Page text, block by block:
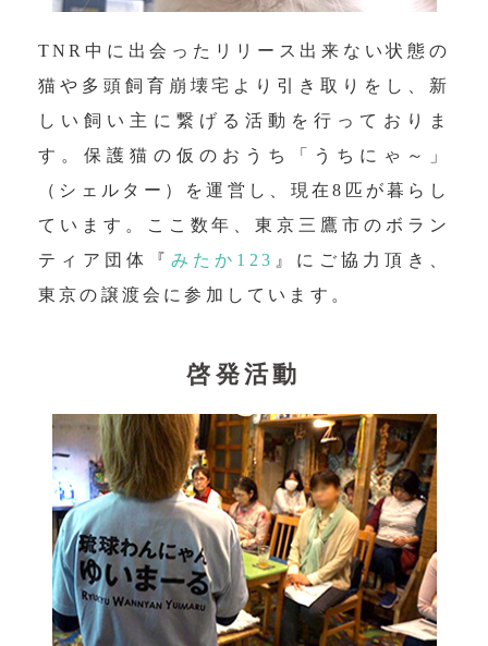
TNR中に出会ったリリース出来ない状態の
猫や多頭飼育崩壊宅より引き取りをし、新
しい飼い主に繋げる活動を行っておりま
す。保護猫の仮のおうち「うちにゃ～」
（シェルター）を運営し、現在8匹が暮らし
ています。ここ数年、東京三鷹市のボラン
ティア団体『 みたか123 』にご協力頂き、
東京の譲渡会に参加しています。
啓発活動